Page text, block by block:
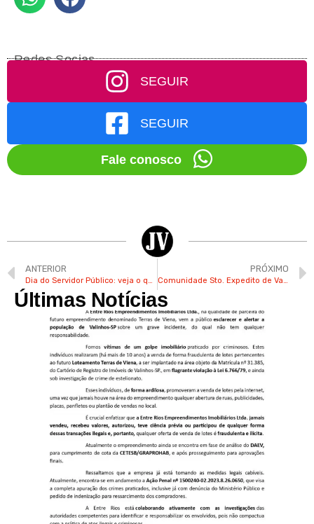
Redes Socias
SEGUIR
SEGUIR
Fale conosco
ANTERIOR
Dia do Servidor Público: veja o que abre e fecha em Valinhos
PRÓXIMO
Comunidade Sto. Expedito de Valinhos promove evento com comidas diversas neste sábado
Últimas Notícias